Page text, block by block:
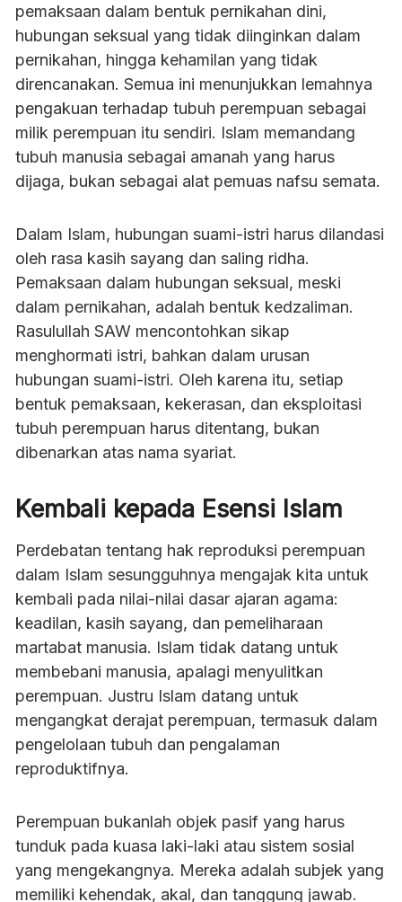
pemaksaan dalam bentuk pernikahan dini,
hubungan seksual yang tidak diinginkan dalam
pernikahan, hingga kehamilan yang tidak
direncanakan. Semua ini menunjukkan lemahnya
pengakuan terhadap tubuh perempuan sebagai
milik perempuan itu sendiri. Islam memandang
tubuh manusia sebagai amanah yang harus
dijaga, bukan sebagai alat pemuas nafsu semata.
Dalam Islam, hubungan suami-istri harus dilandasi
oleh rasa kasih sayang dan saling ridha.
Pemaksaan dalam hubungan seksual, meski
dalam pernikahan, adalah bentuk kedzaliman.
Rasulullah SAW mencontohkan sikap
menghormati istri, bahkan dalam urusan
hubungan suami-istri. Oleh karena itu, setiap
bentuk pemaksaan, kekerasan, dan eksploitasi
tubuh perempuan harus ditentang, bukan
dibenarkan atas nama syariat.
Kembali kepada Esensi Islam
Perdebatan tentang hak reproduksi perempuan
dalam Islam sesungguhnya mengajak kita untuk
kembali pada nilai-nilai dasar ajaran agama:
keadilan, kasih sayang, dan pemeliharaan
martabat manusia. Islam tidak datang untuk
membebani manusia, apalagi menyulitkan
perempuan. Justru Islam datang untuk
mengangkat derajat perempuan, termasuk dalam
pengelolaan tubuh dan pengalaman
reproduktifnya.
Perempuan bukanlah objek pasif yang harus
tunduk pada kuasa laki-laki atau sistem sosial
yang mengekangnya. Mereka adalah subjek yang
memiliki kehendak, akal, dan tanggung jawab.